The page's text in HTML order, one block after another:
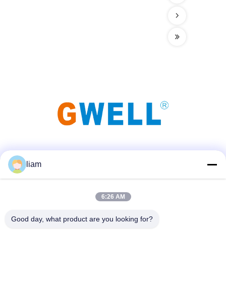
Liên lạc nhanh
Điện thoại
liam
6:26 AM
Good day, what product are you looking for?